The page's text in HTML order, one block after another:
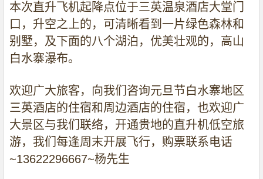
本次直升飞机起降点位于三英温泉酒店大堂门
口，升空之上的，可清晰看到一片绿色森林和
别墅，及下面的八个湖泊，优美壮观的，高山
白水寨瀑布。
欢迎广大旅客，向我们咨询元旦节白水寨地区
三英酒店的住宿和周边酒店的住宿，也欢迎广
大景区与我们联络，开通贵地的直升机低空旅
游，我们每逢周末开展飞行，购票联系电话
~13622296667~杨先生